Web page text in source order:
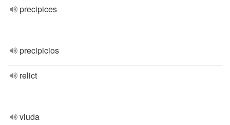
precipices
precipicios
relict
viuda